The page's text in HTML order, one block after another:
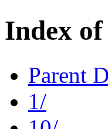
Index
Parent
1/